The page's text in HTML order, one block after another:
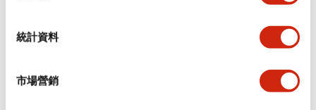
統計資料
市場營銷